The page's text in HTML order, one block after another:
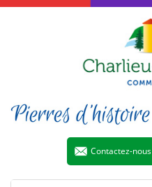
Contactez-nous